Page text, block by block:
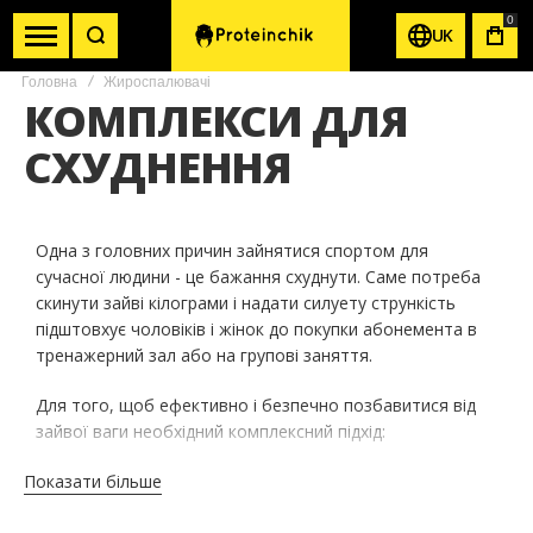
UK
0
Головна Жироспалювачі
КОМПЛЕКСИ ДЛЯ
СХУДНЕННЯ
Одна з головних причин зайнятися спортом для
сучасної людини - це бажання схуднути. Саме потреба
скинути зайві кілограми і надати силуету стрункість
підштовхує чоловіків і жінок до покупки абонемента в
тренажерний зал або на групові заняття.
Для того, щоб ефективно і безпечно позбавитися від
зайвої ваги необхідний комплексний підхід:
- грамотно сплановані заняття спортом (самостійно
Показати більше